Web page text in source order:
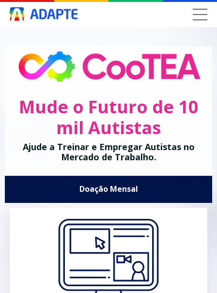
Mude o Futuro de 10
mil Autistas
Ajude a Treinar e Empregar Autistas no
Mercado de Trabalho.
Doação Mensal